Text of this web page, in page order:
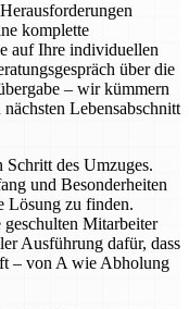
komplette
auf Ihre individuellen
über die
– wir kümmern
Lebensabschnitt
Schritt des Umzuges.
und Besonderheiten
Lösung zu finden.
Mitarbeiter
Ausführung dafür, dass
– von A wie Abholung